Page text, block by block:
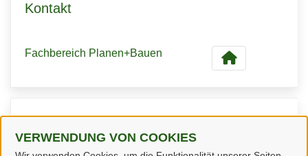
VERWENDUNG VON COOKIES
Kontakt
Fachbereich Planen+Bauen
Kontaktpersonen